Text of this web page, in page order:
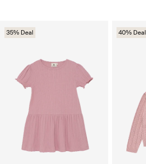
35% Deal 40% Deal